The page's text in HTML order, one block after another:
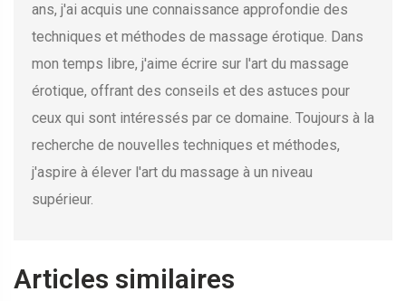
ans, j'ai acquis une connaissance approfondie des
techniques et méthodes de massage érotique. Dans
mon temps libre, j'aime écrire sur l'art du massage
érotique, offrant des conseils et des astuces pour
ceux qui sont intéressés par ce domaine. Toujours à la
recherche de nouvelles techniques et méthodes,
j'aspire à élever l'art du massage à un niveau
supérieur.
Articles similaires